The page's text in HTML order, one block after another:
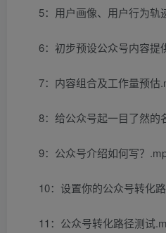
5：用户画像、用户行为轨
6：初步预设公众号内容提
7：内容组合及工作量预估
8：给公众号起一目了然的
9：公众号介绍如何写？
10：设置你的公众号转化
11：公众号转化路径测试